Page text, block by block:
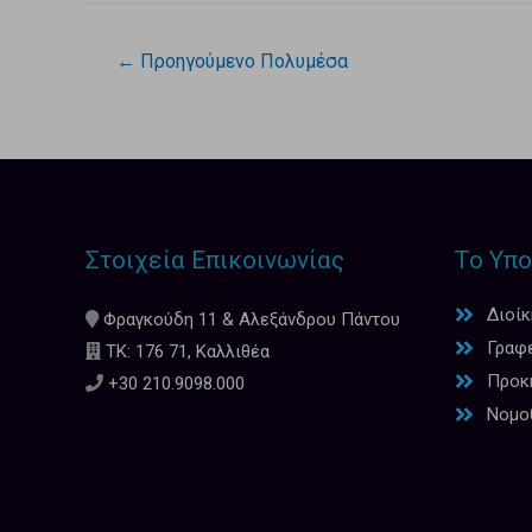
← Προηγούμενο Πολυμέσα
Στοιχεία Επικοινωνίας
Φραγκούδη 11 & Αλεξάνδρου Πάντου
ΤΚ: 176 71, Καλλιθέα
+30 210.9098.000
Το